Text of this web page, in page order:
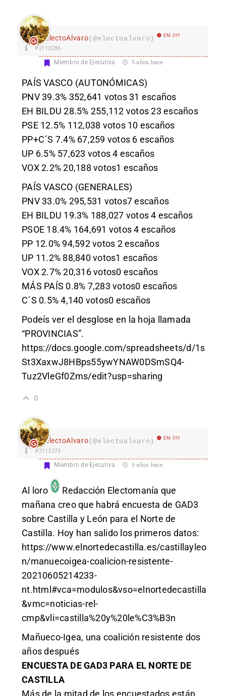
electoAlvaro(@electoalvaro) EM Off
#2113286
Miembro de Ejecutiva 5 años hace
PAÍS VASCO (AUTONÓMICAS)
PNV 39.3% 352,641 votos 31 escaños
EH BILDU 28.5% 255,112 votos 23 escaños
PSE 12.5% 112,038 votos 10 escaños
PP+C´S 7.4% 67,259 votos 6 escaños
UP 6.5% 57,623 votos 4 escaños
VOX 2.2% 20,188 votos1 escaños
PAÍS VASCO (GENERALES)
PNV 33.0% 295,531 votos7 escaños
EH BILDU 19.3% 188,027 votos 4 escaños
PSOE 18.4% 164,691 votos 4 escaños
PP 12.0% 94,592 votos 2 escaños
UP 11.2% 88,840 votos1 escaños
VOX 2.7% 20,316 votos0 escaños
MÁS PAÍS 0.8% 7,283 votos0 escaños
C´S 0.5% 4,140 votos0 escaños
Podeís ver el desglose en la hoja llamada
“PROVINCIAS”.
https://docs.google.com/spreadsheets/d/1s
St3XaxwJ8HBps55ywYNAW0DSmSQ4-
Tuz2VleGf0Zms/edit?usp=sharing
0
electoAlvaro(@electoalvaro) EM Off
#2113273
Miembro de Ejecutiva 5 años hace
Al loro Redacción Electomanía que
mañana creo que habrá encuesta de GAD3
sobre Castilla y León para el Norte de
Castilla. Hoy han salido los primeros datos:
https://www.elnortedecastilla.es/castillayleo
n/manuecoigea-coalicion-resistente-
20210605214233-
nt.html#vca=modulos&vso=elnortedecastilla
&vmc=noticias-rel-
cmp&vli=castilla%20y%20le%C3%B3n
Mañueco-Igea, una coalición resistente dos
años después
ENCUESTA DE GAD3 PARA EL NORTE DE
CASTILLA
Más de la mitad de los encuestados están